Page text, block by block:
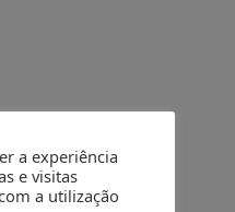
a experiência
e visitas
a utilização